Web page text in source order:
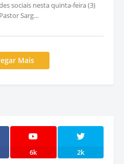
sociais nesta quinta-feira (3)
Sarg…
Mais
6k 2k